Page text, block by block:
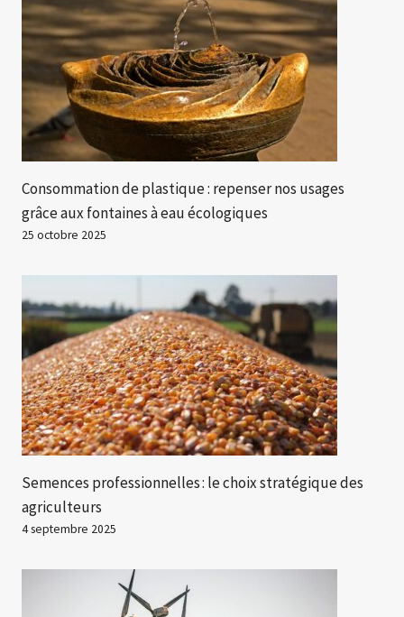
Consommation de plastique : repenser nos usages
grâce aux fontaines à eau écologiques
25 octobre 2025
Semences professionnelles : le choix stratégique des
agriculteurs
4 septembre 2025